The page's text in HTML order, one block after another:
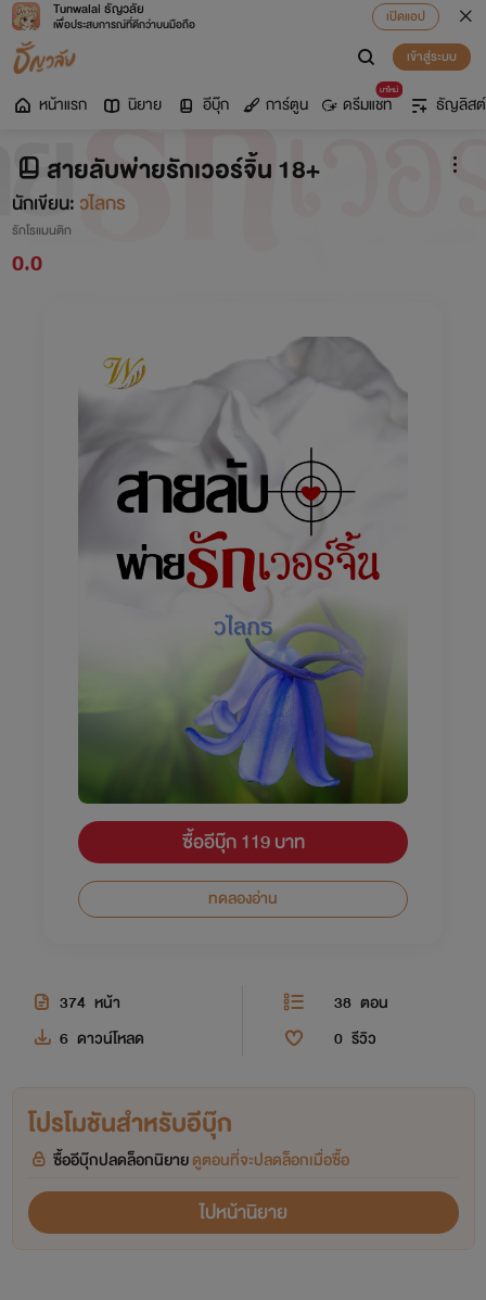
Tunwalai ธัญวลัย
เพื่อประสบการณ์ที่ดีกว่าบนมือถือ
เปิดแอป
เข้าสู่ระบบ
หน้าแรก นิยาย อีบุ๊ก การ์ตูน
มาใหม่
ดรีมแชท ธัญลิสต์
สายลับพ่ายรักเวอร์จิ้น 18+
นักเขียน: วไลกร
รักโรแมนติก
0.0
ซื้ออีบุ๊ก 119 บาท
ทดลองอ่าน
374 หน้า 38 ตอน
6 ดาวน์โหลด 0 รีวิว
โปรโมชันสำหรับอีบุ๊ก
ซื้ออีบุ๊กปลดล็อกนิยายดูตอนที่จะปลดล็อกเมื่อซื้อ
ไปหน้านิยาย